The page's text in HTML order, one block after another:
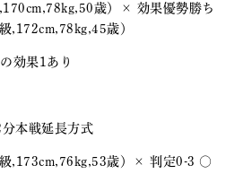
歳）× 効果優勢勝ち
,172cm,78kg,45歳）
効果1あり
本戦延長方式
,173cm,76kg,53歳）× 判定0-3 〇